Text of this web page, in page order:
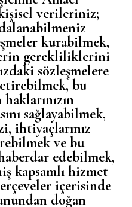
verileriniz;
kurabilmek,
gerekliliklerini
sözleşmelere
bu
sağlayabilmek,
ihtiyaçlarınız
ve bu
edebilmek,
kapsamlı hizmet
içerisinde
doğan